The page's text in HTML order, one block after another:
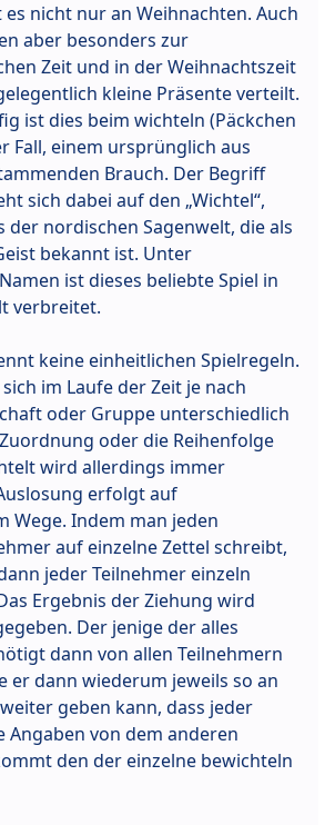
es nicht nur an Weihnachten. Auch
aber besonders zur
Zeit und in der Weihnachtszeit
kleine Präsente verteilt.
ist dies beim wichteln (Päckchen
Fall, einem ursprünglich aus
Brauch. Der Begriff
sich dabei auf den „Wichtel“,
der nordischen Sagenwelt, die als
bekannt ist. Unter
ist dieses beliebte Spiel in
verbreitet.
keine einheitlichen Spielregeln.
im Laufe der Zeit je nach
oder Gruppe unterschiedlich
oder die Reihenfolge
wird allerdings immer
erfolgt auf
Wege. Indem man jeden
auf einzelne Zettel schreibt,
jeder Teilnehmer einzeln
Ergebnis der Ziehung wird
Der jenige der alles
dann von allen Teilnehmern
er dann wiederum jeweils so an
geben kann, dass jeder
Angaben von dem anderen
den der einzelne bewichteln